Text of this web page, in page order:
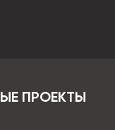
ПРОЕКТЫ